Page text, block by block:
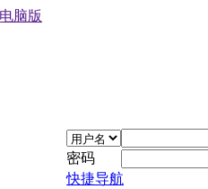
脑版
密码
快捷导航